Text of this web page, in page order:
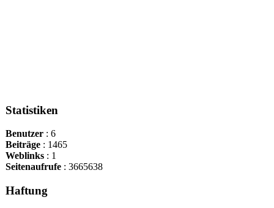
Statistiken
Benutzer: 6
Beiträge: 1465
Weblinks: 1
Seitenaufrufe: 3665638
Haftung